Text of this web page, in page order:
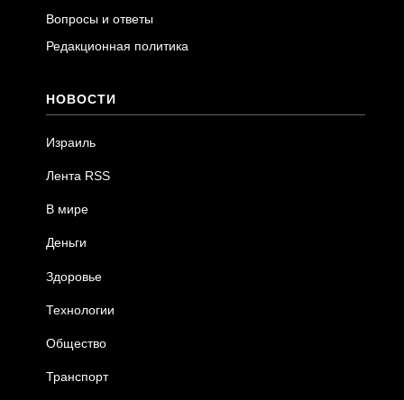
Вопросы и ответы
Редакционная политика
НОВОСТИ
Израиль
Лента RSS
В мире
Деньги
Здоровье
Технологии
Общество
Транспорт